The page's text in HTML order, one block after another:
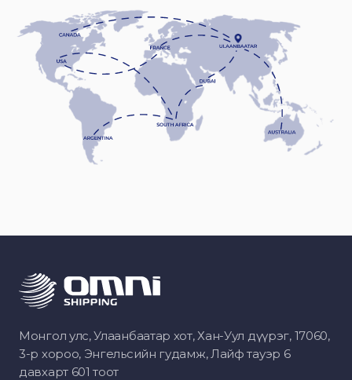
Монгол улс, Улаанбаатар хот, Хан-Уул дүүрэг, 17060,
3-р хороо, Энгельсийн гудамж, Лайф тауэр 6
давхарт 601 тоот